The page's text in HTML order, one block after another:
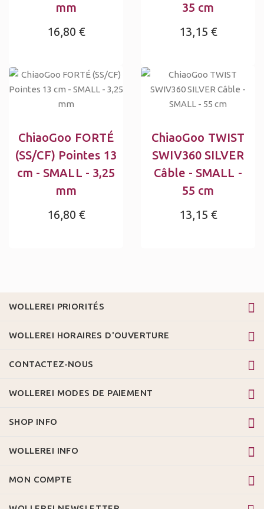
mm
16,80 €
35 cm
13,15 €
ChiaoGoo FORTÉ
(SS/CF) Pointes 13
cm - SMALL - 3,25
mm
16,80 €
ChiaoGoo TWIST
SWIV360 SILVER
Câble - SMALL -
55 cm
13,15 €
WOLLEREI PRIORITÉS
WOLLEREI HORAIRES D'OUVERTURE
CONTACTEZ-NOUS
WOLLEREI MODES DE PAIEMENT
SHOP INFO
WOLLEREI INFO
MON COMPTE